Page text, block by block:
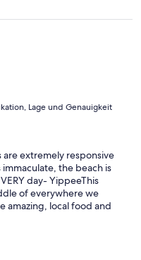
Lage und Genauigkeit
are extremely responsive
the beach is
day- YippeeThis
of everywhere we
amazing, local food and
Rogue Bluffs, etc.Stay-